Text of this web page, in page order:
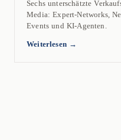
Sechs unterschätzte
Media: Expert-Networks,
Events und KI-Agenten.
Weiterlesen →